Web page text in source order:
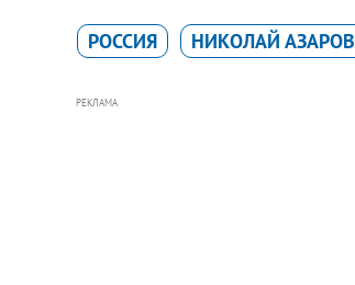
РОССИЯ НИКОЛАЙ АЗАРОВ
РЕКЛАМА